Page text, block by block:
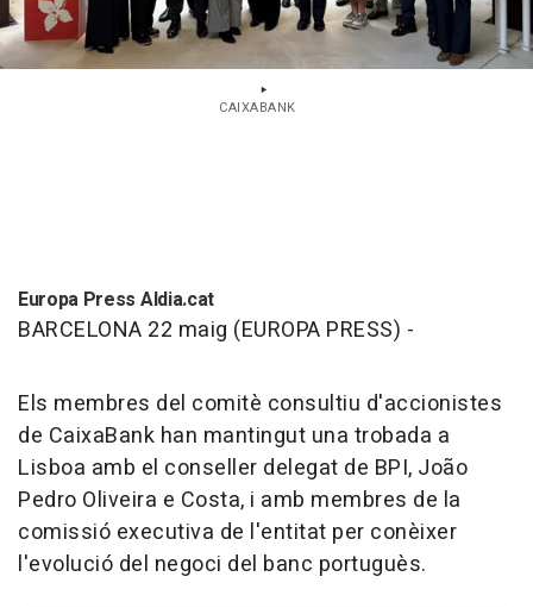
CAIXABANK
Europa Press Aldia.cat
BARCELONA 22 maig (EUROPA PRESS) -
Els membres del comitè consultiu d'accionistes
de CaixaBank han mantingut una trobada a
Lisboa amb el conseller delegat de BPI, João
Pedro Oliveira e Costa, i amb membres de la
comissió executiva de l'entitat per conèixer
l'evolució del negoci del banc portuguès.